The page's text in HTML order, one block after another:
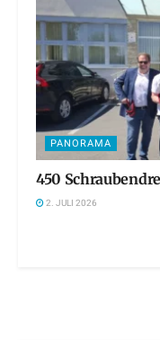
PANORAMA
450
2. JULI 2026